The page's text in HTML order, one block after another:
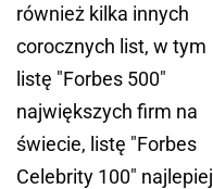
również kilka innych
corocznych list, w tym
listę "Forbes 500"
największych firm na
świecie, listę "Forbes
Celebrity 100" najlepiej